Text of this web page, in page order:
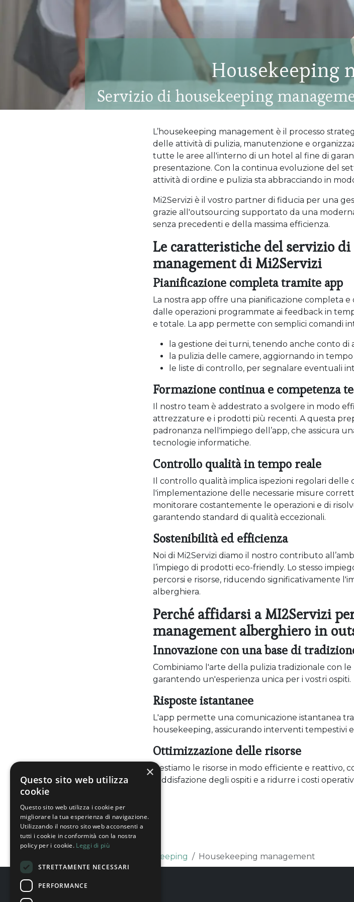
Housekeeping
Servizio di housekeeping
L’housekeeping management è il processo
delle attività di pulizia, manutenzione e
tutte le aree all'interno di un hotel al fine di
presentazione. Con la continua evoluzione del
attività di ordine e pulizia sta abbracciando in
Mi2Servizi è il vostro partner di fiducia per una
grazie all'outsourcing supportato da una
senza precedenti e della massima efficienza.
Le caratteristiche del servizio
management di Mi2Servizi
Pianificazione completa tramite app
La nostra app offre una pianificazione completa
dalle operazioni programmate ai feedback in
e totale. La app permette con semplici comandi
la gestione dei turni, tenendo anche conto di
la pulizia delle camere, aggiornando in
le liste di controllo, per segnalare eventuali
Formazione continua e competenza
Il nostro team è addestrato a svolgere in modo
attrezzature e i prodotti più recenti. A questa
padronanza nell'impiego dell’app, che assicura
tecnologie informatiche.
Controllo qualità in tempo reale
Il controllo qualità implica ispezioni regolari delle
l'implementazione delle necessarie misure
monitorare costantemente le operazioni e di
garantendo standard di qualità eccezionali.
Sostenibilità ed efficienza
Noi di Mi2Servizi diamo il nostro contributo
l’impiego di prodotti eco-friendly. Lo stesso
percorsi e risorse, riducendo significativamente
alberghiera.
Perché affidarsi a MI2Servizi
management alberghiero in
Innovazione con una base di
Combiniamo l'arte della pulizia tradizionale con
garantendo un'esperienza unica per i vostri ospiti.
Risposte istantanee
L'app permette una comunicazione istantanea
housekeeping, assicurando interventi tempestivi
Ottimizzazione delle risorse
Gestiamo le risorse in modo efficiente e reattivo,
soddisfazione degli ospiti e a ridurre i costi
Housekeeping Housekeeping management
×
Questo sito web utilizza
cookie
Questo sito web utilizza i cookie per
migliorare la tua esperienza di navigazione.
Utilizzando il nostro sito web acconsenti a
tutti i cookie in conformità con la nostra
policy per i cookie. Leggi di più
STRETTAMENTE NECESSARI
PERFORMANCE